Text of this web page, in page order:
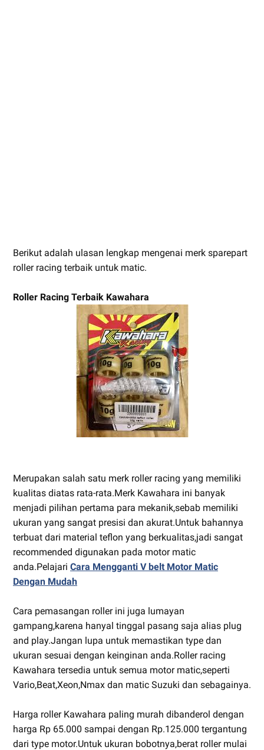
Berikut adalah ulasan lengkap mengenai merk sparepart
roller racing terbaik untuk matic.
Roller Racing Terbaik Kawahara
Merupakan salah satu merk roller racing yang memiliki
kualitas diatas rata-rata.Merk Kawahara ini banyak
menjadi pilihan pertama para mekanik,sebab memiliki
ukuran yang sangat presisi dan akurat.Untuk bahannya
terbuat dari material teflon yang berkualitas,jadi sangat
recommended digunakan pada motor matic
anda.Pelajari Cara Mengganti V belt Motor Matic
Dengan Mudah
Cara pemasangan roller ini juga lumayan
gampang,karena hanyal tinggal pasang saja alias plug
and play.Jangan lupa untuk memastikan type dan
ukuran sesuai dengan keinginan anda.Roller racing
Kawahara tersedia untuk semua motor matic,seperti
Vario,Beat,Xeon,Nmax dan matic Suzuki dan sebagainya.
Harga roller Kawahara paling murah dibanderol dengan
harga Rp 65.000 sampai dengan Rp.125.000 tergantung
dari type motor.Untuk ukuran bobotnya,berat roller mulai